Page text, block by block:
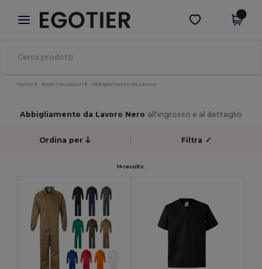
× App Egotier
Prezzi migliori sull'app!
Scarica app
Home Basic | Accessori Abbigliamento da Lavoro
Abbigliamento da Lavoro Nero all'ingrosso e al dettaglio
Ordina per Filtra ✓
14 results.